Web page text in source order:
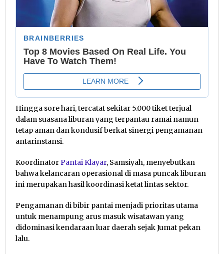
Hingga sore hari, tercatat sekitar 5.000 tiket terjual
dalam suasana liburan yang terpantau ramai namun
tetap aman dan kondusif berkat sinergi pengamanan
antarinstansi.
KoordinatorPantai Klayar, Samsiyah, menyebutkan
bahwa kelancaran operasional di masa puncak liburan
ini merupakan hasil koordinasi ketat lintas sektor.
Pengamanan di bibir pantai menjadi prioritas utama
untuk menampung arus masuk wisatawan yang
didominasi kendaraan luar daerah sejak Jumat pekan
lalu.